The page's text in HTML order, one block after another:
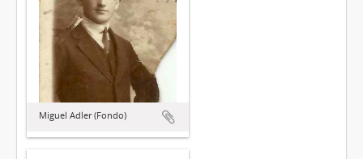
Miguel Adler (Fondo)